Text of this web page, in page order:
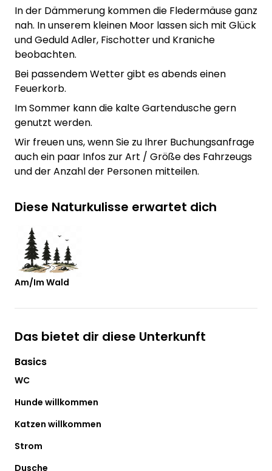
In der Dämmerung kommen die Fledermäuse ganz
nah. In unserem kleinen Moor lassen sich mit Glück
und Geduld Adler, Fischotter und Kraniche
beobachten.
Bei passendem Wetter gibt es abends einen
Feuerkorb.
Im Sommer kann die kalte Gartendusche gern
genutzt werden.
Wir freuen uns, wenn Sie zu Ihrer Buchungsanfrage
auch ein paar Infos zur Art / Größe des Fahrzeugs
und der Anzahl der Personen mitteilen.
Diese Naturkulisse erwartet dich
Am/Im Wald
Das bietet dir diese Unterkunft
Basics
WC
Hunde willkommen
Katzen willkommen
Strom
Dusche